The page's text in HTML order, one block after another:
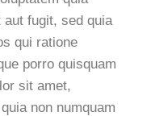
fugit, sed quia
qui ratione
porro quisquam
sit amet,
non numquam